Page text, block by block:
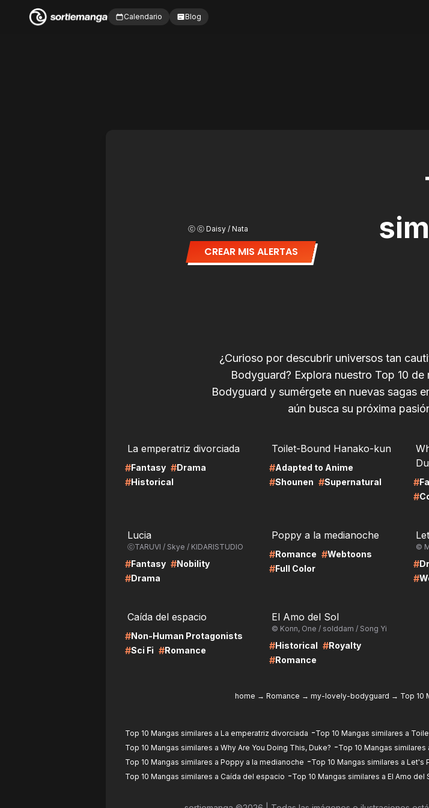
Calendario Blog
ⓒ ⓒ Daisy / Nata
CREAR MIS ALERTAS
¿Curioso por descubrir universos tan
Bodyguard? Explora nuestro Top 10
Bodyguard y sumérgete en nuevas sagas
aún busca su próxima
La emperatriz divorciada
#Fantasy #Drama
#Historical
Toilet-Bound Hanako-kun
#Adapted to Anime
#Shounen #Supernatural
#
#
Lucia
ⓒTARUVI / Skye / KIDARISTUDIO
#Fantasy #Nobility
#Drama
Poppy a la medianoche
#Romance #Webtoons
#Full Color
©
#
#
Caída del espacio
#Non-Human Protagonists
#Sci Fi #Romance
El Amo del Sol
© Konn, One / solddam / Song Yi
#Historical #Royalty
#Romance
home → Romance → my-lovely-bodyguard → Top 10
Top 10 Mangas similares a La emperatriz divorciada -Top 10 Mangas similares a
Top 10 Mangas similares a Why Are You Doing This, Duke? -Top 10 Mangas
Top 10 Mangas similares a Poppy a la medianoche -Top 10 Mangas similares a Let's
Top 10 Mangas similares a Caída del espacio -Top 10 Mangas similares a El Amo del